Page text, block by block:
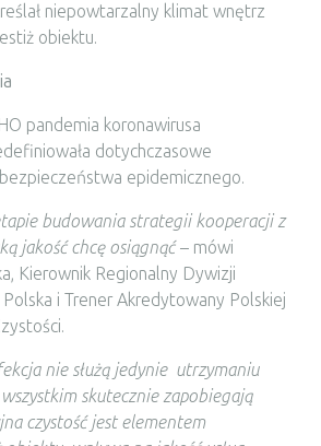
niepowtarzalny klimat wnętrz
obiektu.
pandemia koronawirusa
dotychczasowe
epidemicznego.
budowania strategii kooperacji z
jakość chcę osiągnąć– mówi
Kierownik Regionalny Dywizji
i Trener Akredytowany Polskiej
nie służą jedynie utrzymaniu
skutecznie zapobiegają
czystość jest elementem